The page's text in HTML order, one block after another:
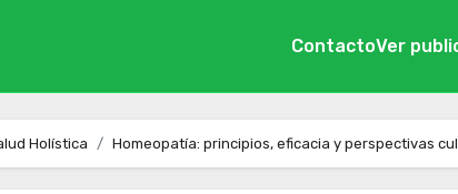
ContactoVer
Holística Homeopatía: principios, eficacia y perspectivas